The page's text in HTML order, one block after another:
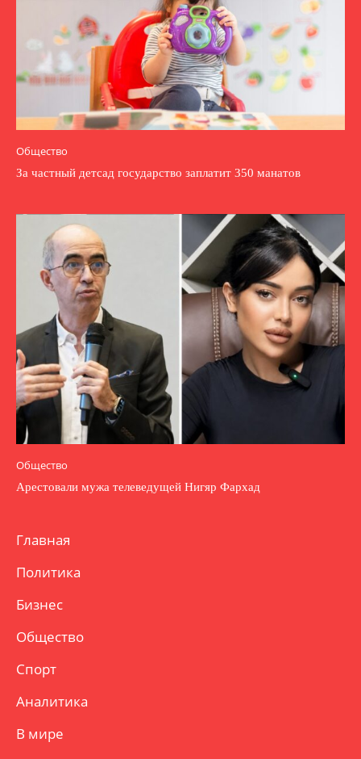
Общество
За частный детсад государство заплатит 350 манатов
Общество
Арестовали мужа телеведущей Нигяр Фархад
Главная
Политика
Бизнес
Общество
Спорт
Аналитика
В мире